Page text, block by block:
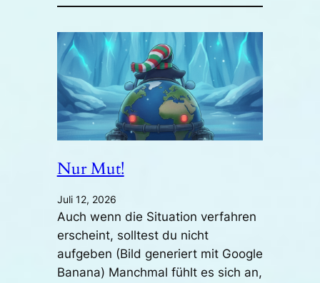
Nur Mut!
Juli 12, 2026
Auch wenn die Situation verfahren
erscheint, solltest du nicht
aufgeben (Bild generiert mit Google
Banana) Manchmal fühlt es sich an,